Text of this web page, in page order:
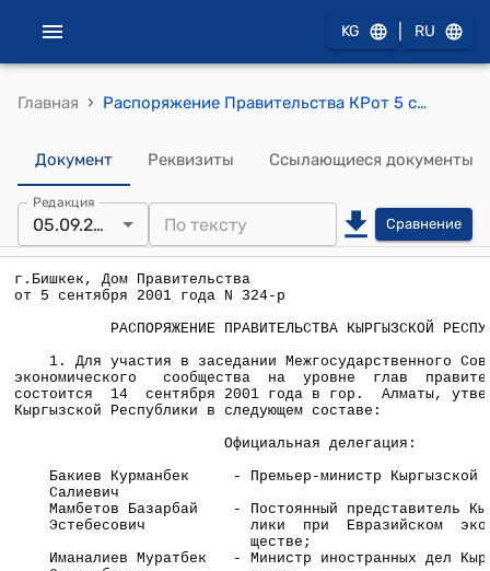
KG RU
Главная › Распоряжение Правительства КРот 5 сентября 2001 года N 324-р (Для участияе в заседании Межгосударственного Совета Евразийского экономического сообщества на уровне глав правительств, которое состоится 14 сентября 2001 года в гор. Алматы, утвердить делегацию Кыргызской Республики)
Документ Реквизиты Ссылающиеся документы
Редакция
05.09.2001 Сравнение